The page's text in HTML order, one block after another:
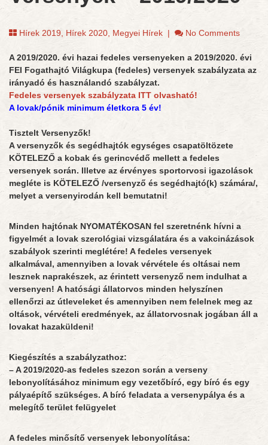
Hírek 2019 Hírek 2020 Megyei Hírek | No Comments
A 2019/2020. évi hazai fedeles versenyeken a 2019/2020. évi
FEI Fogathajtó Világkupa (fedeles) versenyek szabályzata az
irányadó és használandó szabályzat.
Fedeles versenyek szabályzata ITT olvasható!
A lovak/pónik minimum életkora 5 év!
Tisztelt Versenyzők!
A versenyzők és segédhajtók egységes csapatöltözete
KÖTELEZŐ a kobak és gerincvédő mellett a fedeles
versenyek során. Illetve az érvényes sportorvosi igazolások
megléte is KÖTELEZŐ /versenyző és segédhajtó(k) számára/,
melyet a versenyirodán kell bemutatni!
Minden hajtónak NYOMATÉKOSAN fel szeretnénk hívni a
figyelmét a lovak szerológiai vizsgálatára és a vakcinázások
szabályok szerinti meglétére! A fedeles versenyek
alkalmával, amennyiben a lovak vérvétele és oltásai nem
lesznek naprakészek, az érintett versenyző nem indulhat a
versenyen! A hatósági állatorvos minden helyszínen
ellenőrzi az útleveleket és amennyiben nem felelnek meg az
oltások, vérvételi eredmények, az állatorvosnak jogában áll a
lovakat hazaküldeni!
Kiegészítés a szabályzathoz:
– A 2019/2020-as fedeles szezon során a verseny
lebonyolításához minimum egy vezetőbíró, egy bíró és egy
pályaépítő szükséges. A bíró feladata a versenypálya és a
melegítő terület felügyelet
A fedeles minősítő versenyek lebonyolítása: